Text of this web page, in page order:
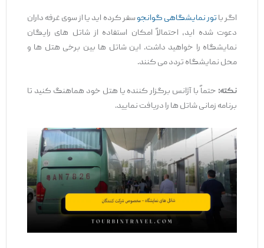
اگر باتور نمایشگاهی گوانجوسفر کرده ‌اید یا از سوی غرفه ‌داران
دعوت شده ‌اید، احتمالاً امکان استفاده از شاتل‌ های رایگان
نمایشگاه را خواهید داشت. این شاتل ‌ها بین برخی هتل ‌ها و
محل نمایشگاه تردد می ‌کنند.
نکته:حتماً با آژانس برگزار کننده یا هتل خود هماهنگ کنید تا
برنامه زمانی شاتل‌ ها را دریافت نمایید.